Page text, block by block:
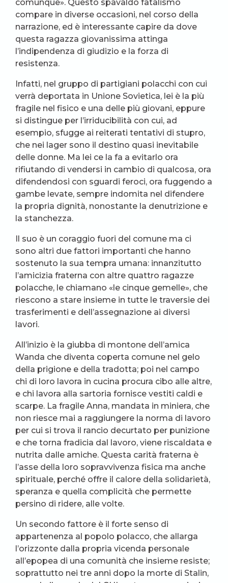
comunque». Questo spavaldo fatalismo
compare in diverse occasioni, nel corso della
narrazione, ed è interessante capire da dove
questa ragazza giovanissima attinga
l’indipendenza di giudizio e la forza di
resistenza.
Infatti, nel gruppo di partigiani polacchi con cui
verrà deportata in Unione Sovietica, lei è la più
fragile nel fisico e una delle più giovani, eppure
si distingue per l’irriducibilità con cui, ad
esempio, sfugge ai reiterati tentativi di stupro,
che nei lager sono il destino quasi inevitabile
delle donne. Ma lei ce la fa a evitarlo ora
rifiutando di vendersi in cambio di qualcosa, ora
difendendosi con sguardi feroci, ora fuggendo a
gambe levate, sempre indomita nel difendere
la propria dignità, nonostante la denutrizione e
la stanchezza.
Il suo è un coraggio fuori del comune ma ci
sono altri due fattori importanti che hanno
sostenuto la sua tempra umana: innanzitutto
l’amicizia fraterna con altre quattro ragazze
polacche, le chiamano «le cinque gemelle», che
riescono a stare insieme in tutte le traversie dei
trasferimenti e dell’assegnazione ai diversi
lavori.
All’inizio è la giubba di montone dell’amica
Wanda che diventa coperta comune nel gelo
della prigione e della tradotta; poi nel campo
chi di loro lavora in cucina procura cibo alle altre,
e chi lavora alla sartoria fornisce vestiti caldi e
scarpe. La fragile Anna, mandata in miniera, che
non riesce mai a raggiungere la norma di lavoro
per cui si trova il rancio decurtato per punizione
e che torna fradicia dal lavoro, viene riscaldata e
nutrita dalle amiche. Questa carità fraterna è
l’asse della loro sopravvivenza fisica ma anche
spirituale, perché offre il calore della solidarietà,
speranza e quella complicità che permette
persino di ridere, alle volte.
Un secondo fattore è il forte senso di
appartenenza al popolo polacco, che allarga
l’orizzonte dalla propria vicenda personale
all’epopea di una comunità che insieme resiste;
soprattutto nei tre anni dopo la morte di Stalin,